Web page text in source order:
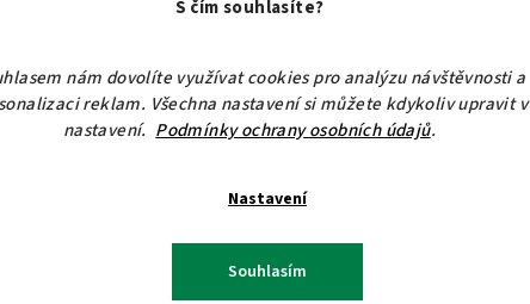
S čím souhlasíte?
nám dovolíte využívat cookies pro analýzu návštěvnosti a
reklam. Všechna nastavení si můžete kdykoliv upravit v
nastavení. Podmínky ochrany osobních údajů.
Nastavení
Souhlasím